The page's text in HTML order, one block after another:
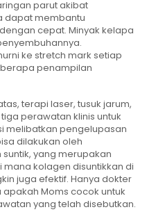
parut akibat
dapat membantu
cepat. Minyak kelapa
ke stretch mark setiap
penampilan
terapi laser, tusuk jarum,
perawatan klinis untuk
melibatkan pengelupasan
dilakukan oleh
yang merupakan
kolagen disuntikkan di
juga efektif. Hanya dokter
Moms cocok untuk
yang telah disebutkan.